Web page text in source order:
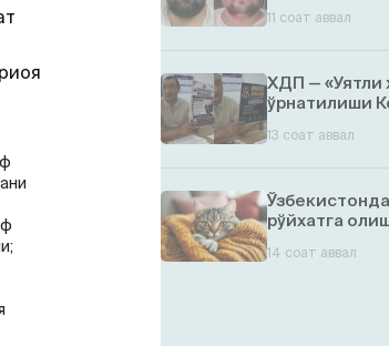
11 соат аввал
ХДП — «Уятли
ўрнатилиши
13 соат аввал
рўйхатга
14 соат аввал